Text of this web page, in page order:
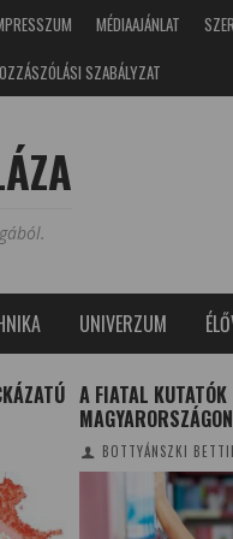
MÉDIAAJÁNLAT
SZABÁLYZAT
UNIVERZUM
A TÖKFARAGÁS ÉS
EREDETE
FÖLDESI KATALIN -